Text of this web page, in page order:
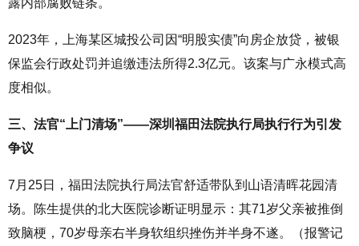
2023年，上海某区城投公司因“明股实债”向房企放贷，被银
保监会行政处罚并追缴违法所得2.3亿元。该案与广永模式高
度相似。
三、法官“上门清场”——深圳福田法院执行局执行行为引发
争议
7 月 25日，福田法院执行局法官舒适带队到山语清晖花园清
场。陈生提供的北大医院诊断证明显示：其71岁父亲被推倒
致脑梗， 70岁母亲右半身软组织挫伤并半身不遂。（报警记